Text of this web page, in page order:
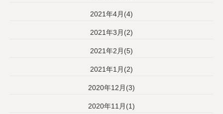
2021年4月(4)
2021年3月(2)
2021年2月(5)
2021年1月(2)
2020年12月(3)
2020年11月(1)